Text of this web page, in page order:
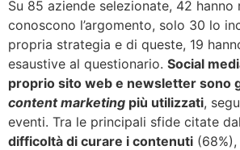
Su 85 aziende selezionate, 42 hanno
conoscono l’argomento, solo 30 lo
propria strategia e di queste, 19
esaustive al questionario. Social
proprio sito web e newsletter sono
content marketing più utilizzati,
eventi. Tra le principali sfide citate
difficoltà di curare i contenuti